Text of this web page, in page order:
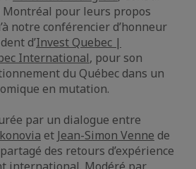
Montréal pour leurs propos
notre conférencier d’honneur
d’Invest Quebec |
International, pour son
du Québec dans un
en mutation.
par un dialogue entre
et Jean-Simon Venne de
des retours d’expérience